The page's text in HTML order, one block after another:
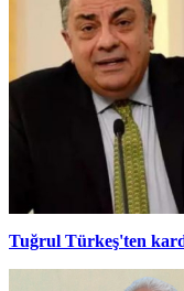
Tuğrul Türkeş'ten